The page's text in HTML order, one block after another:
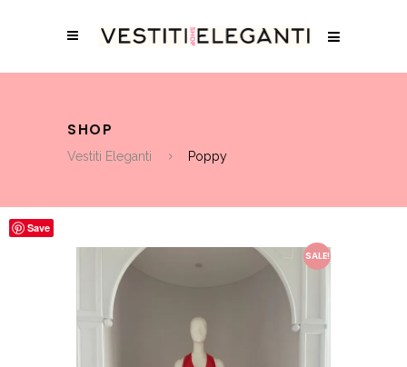
SHOP
Vestiti Eleganti Poppy
Save
SALE!